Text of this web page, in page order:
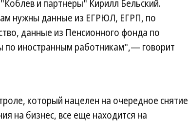
и партнеры" Кирилл Бельский.
нужны данные из ЕГРЮЛ, ЕГРП, по
данные из Пенсионного фонда по
по иностранным работникам",— говорит
который нацелен на очередное снятие
на бизнес, все еще находится на